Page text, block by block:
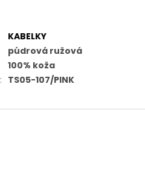
KABELKY
púdrová ružová
100% koža
: TS05-107/PINK